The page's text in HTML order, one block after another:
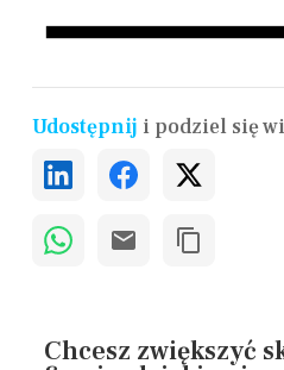
Udostępnij i podziel się
Chcesz zwiększyć